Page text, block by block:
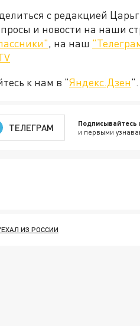
с редакцией
и новости на наши
, на наш
к нам в "Яндекс.Дзен".
ТЕЛЕГРАМ Подписывайтесь
и первыми
ИЗ РОССИИ